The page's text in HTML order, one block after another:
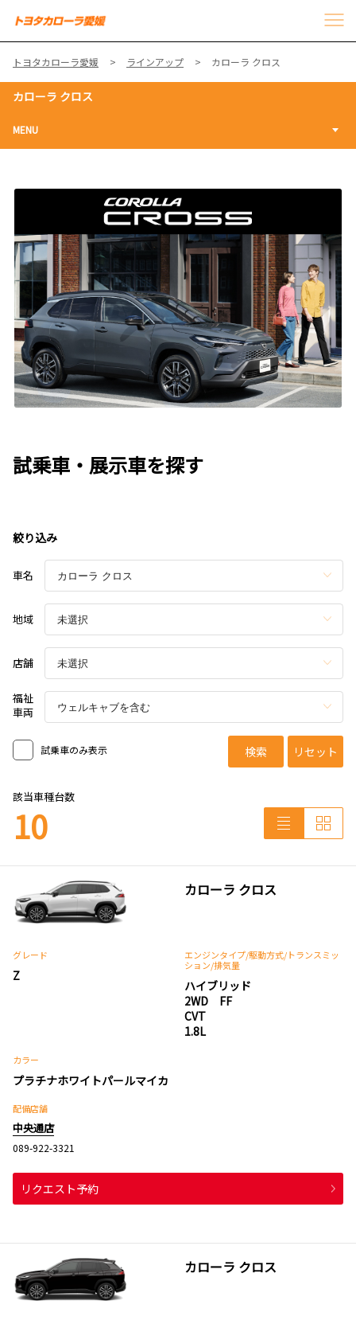
トヨタカローラ愛媛 ラインアップ カローラ クロス
カローラ クロス
MENU
試乗車・展示車を探す
絞り込み
車名
地域
店舗
福祉
車両
試乗車のみ表示 検索 リセット
該当車種台数
10
カローラ クロス
グレード
Z
エンジンタイプ/駆動方式/トランスミッ
ション/排気量
ハイブリッド
2WD FF
CVT
1.8L
カラー
プラチナホワイトパールマイカ
配備店舗
中央通店
089-922-3321
リクエスト予約
カローラ クロス